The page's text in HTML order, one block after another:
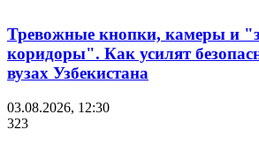
Тревожные кнопки, камеры и
коридоры". Как усилят
вузах Узбекистана
03.08.2026, 12:30
323